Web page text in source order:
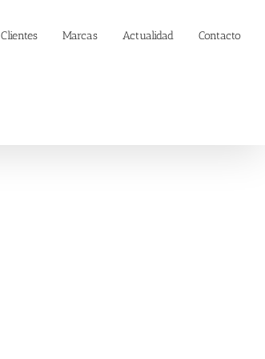
Clientes Marcas Actualidad Contacto